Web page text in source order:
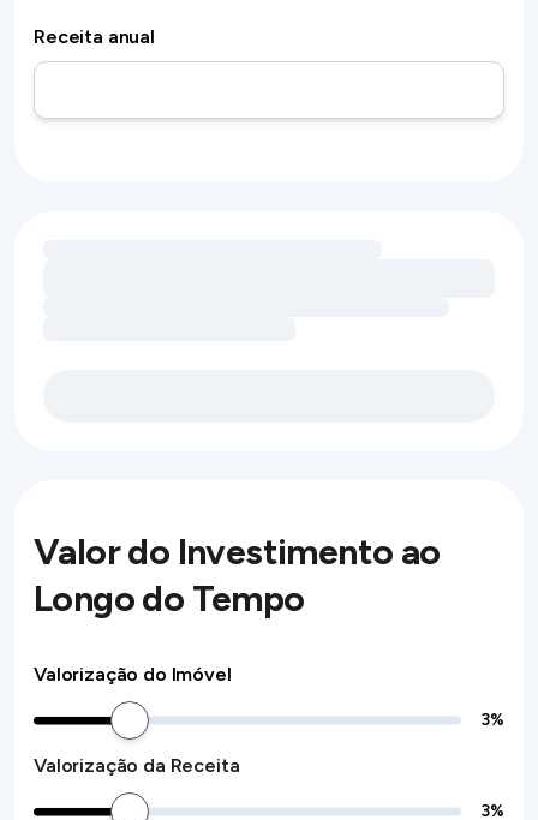
Receita anual
Valor do Investimento ao
Longo do Tempo
Valorização do Imóvel
3%
Valorização da Receita
3%